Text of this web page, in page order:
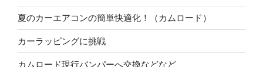
夏のカーエアコンの簡単快適化！（カムロード）
カーラッピングに挑戦
カムロード現行バンパーへ交換などなど